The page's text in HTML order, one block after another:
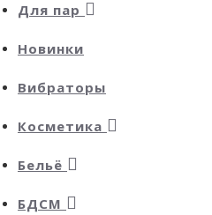
Для пар
Новинки
Вибраторы
Косметика
Бельё
БДСМ